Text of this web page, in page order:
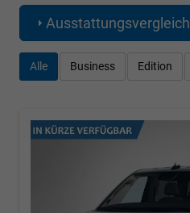
Ausstattungsvergleich
Alle Business Edition